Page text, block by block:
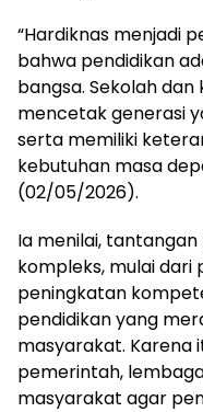
“Hardiknas menjadi
bahwa pendidikan
bangsa. Sekolah
mencetak generasi
serta memiliki
kebutuhan masa
(02/05/2026).
Ia menilai,
kompleks, mulai dari
peningkatan
pendidikan yang
masyarakat. Karena
pemerintah,
masyarakat agar